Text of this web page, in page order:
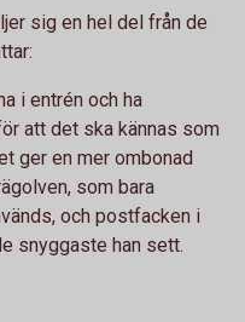
sig en hel del från de
i entrén och ha
att det ska kännas som
ger en mer ombonad
som bara
och postfacken i
snyggaste han sett.